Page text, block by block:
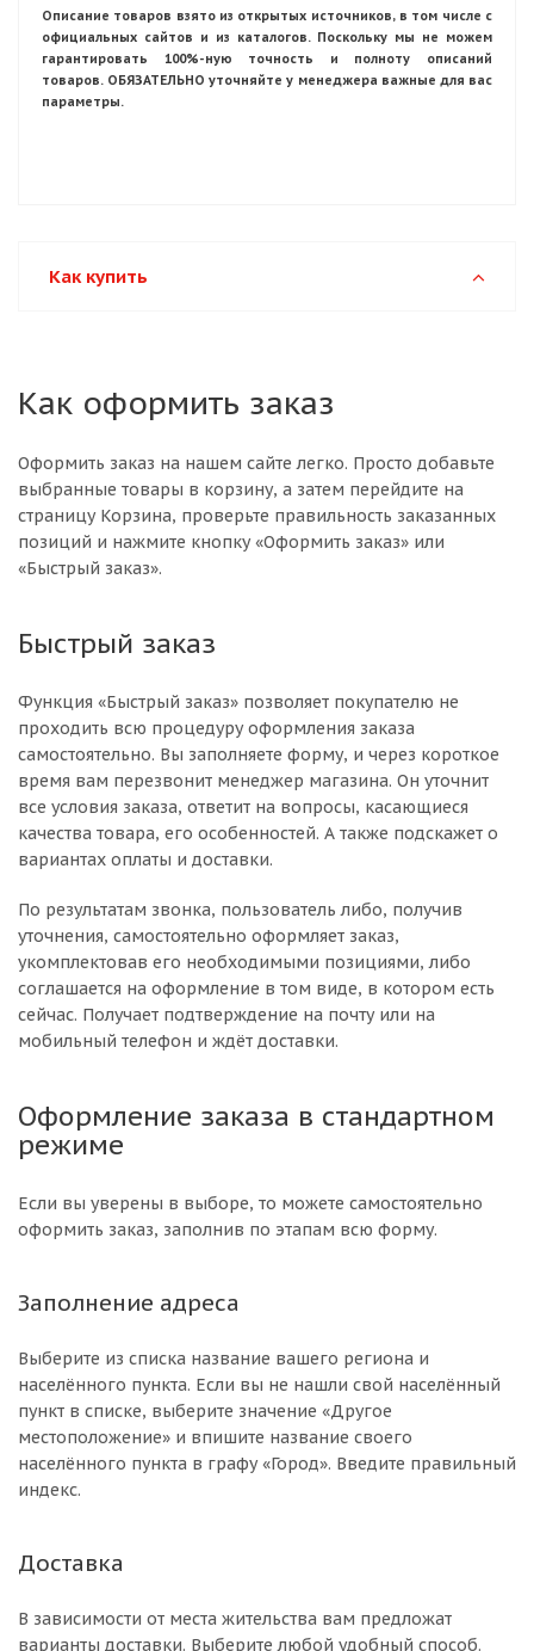
Описание товаров взято из открытых источников, в том числе с
официальных сайтов и из каталогов. Поскольку мы не можем
гарантировать 100%-ную точность и полноту описаний
товаров. ОБЯЗАТЕЛЬНО уточняйте у менеджера важные для вас
параметры.
Как купить
Как оформить заказ
Оформить заказ на нашем сайте легко. Просто добавьте
выбранные товары в корзину, а затем перейдите на
страницу Корзина, проверьте правильность заказанных
позиций и нажмите кнопку «Оформить заказ» или
«Быстрый заказ».
Быстрый заказ
Функция «Быстрый заказ» позволяет покупателю не
проходить всю процедуру оформления заказа
самостоятельно. Вы заполняете форму, и через короткое
время вам перезвонит менеджер магазина. Он уточнит
все условия заказа, ответит на вопросы, касающиеся
качества товара, его особенностей. А также подскажет о
вариантах оплаты и доставки.
По результатам звонка, пользователь либо, получив
уточнения, самостоятельно оформляет заказ,
укомплектовав его необходимыми позициями, либо
соглашается на оформление в том виде, в котором есть
сейчас. Получает подтверждение на почту или на
мобильный телефон и ждёт доставки.
Оформление заказа в стандартном
режиме
Если вы уверены в выборе, то можете самостоятельно
оформить заказ, заполнив по этапам всю форму.
Заполнение адреса
Выберите из списка название вашего региона и
населённого пункта. Если вы не нашли свой населённый
пункт в списке, выберите значение «Другое
местоположение» и впишите название своего
населённого пункта в графу «Город». Введите правильный
индекс.
Доставка
В зависимости от места жительства вам предложат
варианты доставки. Выберите любой удобный способ.